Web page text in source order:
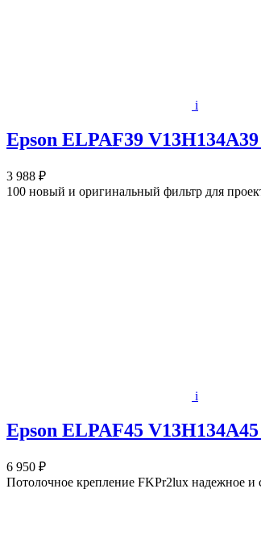
i
Epson ELPAF39
3 988 ₽
100 новый и оригинальный фильтр для
i
Epson ELPAF45
6 950 ₽
Потолочное крепление FKPr2lux надежное и